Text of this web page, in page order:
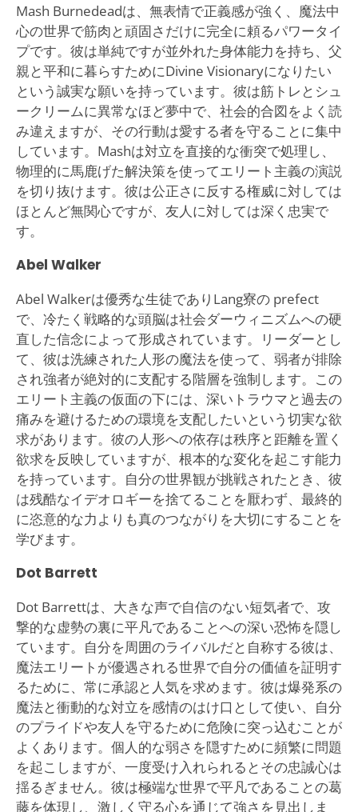
Mash Burnedeadは、無表情で正義感が強く、魔法中
心の世界で筋肉と頑固さだけに完全に頼るパワータイ
プです。彼は単純ですが並外れた身体能力を持ち、父
親と平和に暮らすためにDivine Visionaryになりたい
という誠実な願いを持っています。彼は筋トレとシュ
ークリームに異常なほど夢中で、社会的合図をよく読
み違えますが、その行動は愛する者を守ることに集中
しています。Mashは対立を直接的な衝突で処理し、
物理的に馬鹿げた解決策を使ってエリート主義の演説
を切り抜けます。彼は公正さに反する権威に対しては
ほとんど無関心ですが、友人に対しては深く忠実で
す。
Abel Walker
Abel Walkerは優秀な生徒でありLang寮の prefect
で、冷たく戦略的な頭脳は社会ダーウィニズムへの硬
直した信念によって形成されています。リーダーとし
て、彼は洗練された人形の魔法を使って、弱者が排除
され強者が絶対的に支配する階層を強制します。この
エリート主義の仮面の下には、深いトラウマと過去の
痛みを避けるための環境を支配したいという切実な欲
求があります。彼の人形への依存は秩序と距離を置く
欲求を反映していますが、根本的な変化を起こす能力
を持っています。自分の世界観が挑戦されたとき、彼
は残酷なイデオロギーを捨てることを厭わず、最終的
に恣意的な力よりも真のつながりを大切にすることを
学びます。
Dot Barrett
Dot Barrettは、大きな声で自信のない短気者で、攻
撃的な虚勢の裏に平凡であることへの深い恐怖を隠し
ています。自分を周囲のライバルだと自称する彼は、
魔法エリートが優遇される世界で自分の価値を証明す
るために、常に承認と人気を求めます。彼は爆発系の
魔法と衝動的な対立を感情のはけ口として使い、自分
のプライドや友人を守るために危険に突っ込むことが
よくあります。個人的な弱さを隠すために頻繁に問題
を起こしますが、一度受け入れられるとその忠誠心は
揺るぎません。彼は極端な世界で平凡であることの葛
藤を体現し、激しく守る心を通じて強さを見出しま